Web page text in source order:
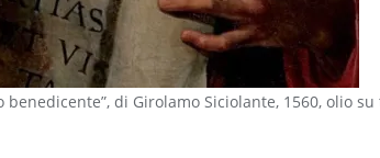
di Girolamo Siciolante, 1560, olio